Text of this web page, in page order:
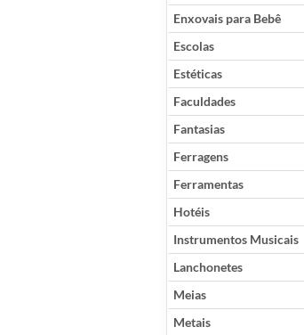
Enxovais para Bebê
Escolas
Estéticas
Faculdades
Fantasias
Ferragens
Ferramentas
Hotéis
Instrumentos Musicais
Lanchonetes
Meias
Metais